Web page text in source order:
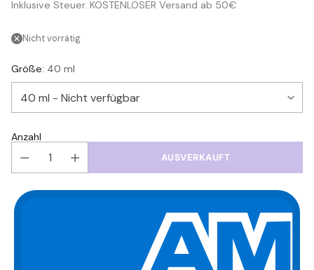
Inklusive Steuer. KOSTENLOSER Versand ab 50€
Nicht vorrätig
Größe: 40 ml
Anzahl
AUSVERKAUFT